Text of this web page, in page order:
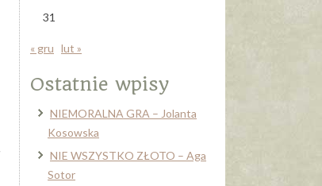
31
« gru lut »
Ostatnie wpisy
NIEMORALNA GRA – Jolanta
Kosowska
NIE WSZYSTKO ZŁOTO – Aga
Sotor